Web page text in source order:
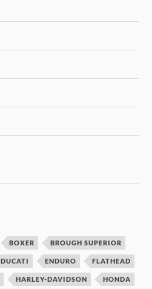
BOXER BROUGH SUPERIOR
DUCATI ENDURO FLATHEAD
HARLEY-DAVIDSON HONDA